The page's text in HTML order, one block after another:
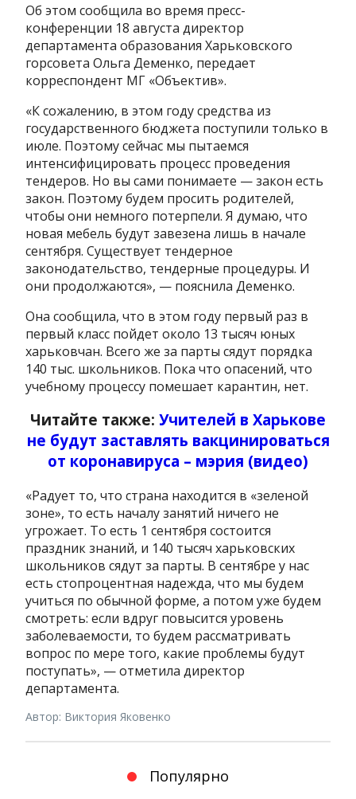
Об этом сообщила во время пресс-
конференции 18 августа директор
департамента образования Харьковского
горсовета Ольга Деменко, передает
корреспондент МГ «Объектив».
«К сожалению, в этом году средства из
государственного бюджета поступили только в
июле. Поэтому сейчас мы пытаемся
интенсифицировать процесс проведения
тендеров. Но вы сами понимаете — закон есть
закон. Поэтому будем просить родителей,
чтобы они немного потерпели. Я думаю, что
новая мебель будут завезена лишь в начале
сентября. Существует тендерное
законодательство, тендерные процедуры. И
они продолжаются», — пояснила Деменко.
Она сообщила, что в этом году первый раз в
первый класс пойдет около 13 тысяч юных
харьковчан. Всего же за парты сядут порядка
140 тыс. школьников. Пока что опасений, что
учебному процессу помешает карантин, нет.
Читайте также: Учителей в Харькове
не будут заставлять вакцинироваться
от коронавируса – мэрия (видео)
«Радует то, что страна находится в «зеленой
зоне», то есть началу занятий ничего не
угрожает. То есть 1 сентября состоится
праздник знаний, и 140 тысяч харьковских
школьников сядут за парты. В сентябре у нас
есть стопроцентная надежда, что мы будем
учиться по обычной форме, а потом уже будем
смотреть: если вдруг повысится уровень
заболеваемости, то будем рассматривать
вопрос по мере того, какие проблемы будут
поступать», — отметила директор
департамента.
Автор: Виктория Яковенко
Популярно